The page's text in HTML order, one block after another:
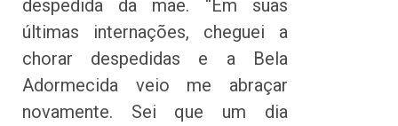
despedida da mãe. “Em suas
últimas internações, cheguei a
chorar despedidas e a Bela
Adormecida veio me abraçar
novamente. Sei que um dia